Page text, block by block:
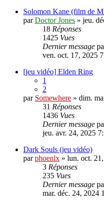
Solomon Kane (film de
parDoctor Jones » jeu.
18 Réponses
1425 Vues
Dernier message
ven. oct. 17, 2025
[jeu vidéo] Elden Ring
1
2
par Somewhere » dim.
31 Réponses
1436 Vues
Dernier message
jeu. avr. 24, 2025
Dark Souls (jeu vidéo)
parphoenlx » lun. oct.
3 Réponses
235 Vues
Dernier message
mar. déc. 24, 2024